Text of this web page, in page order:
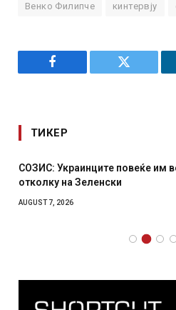
Венко Филипче кинтервју
Facebook Twitter
ТИКЕР
СОЗИС: Украинците повеќе им
отколку на Зеленски
AUGUST 7, 2026